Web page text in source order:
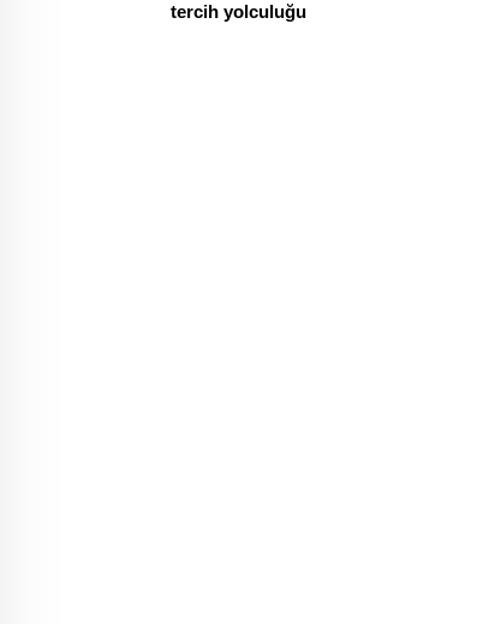
tercih yolculuğu